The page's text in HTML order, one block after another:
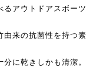
るアウトドアスボーツ
由来の抗菌性を持つ素
に乾きしかも清潔。